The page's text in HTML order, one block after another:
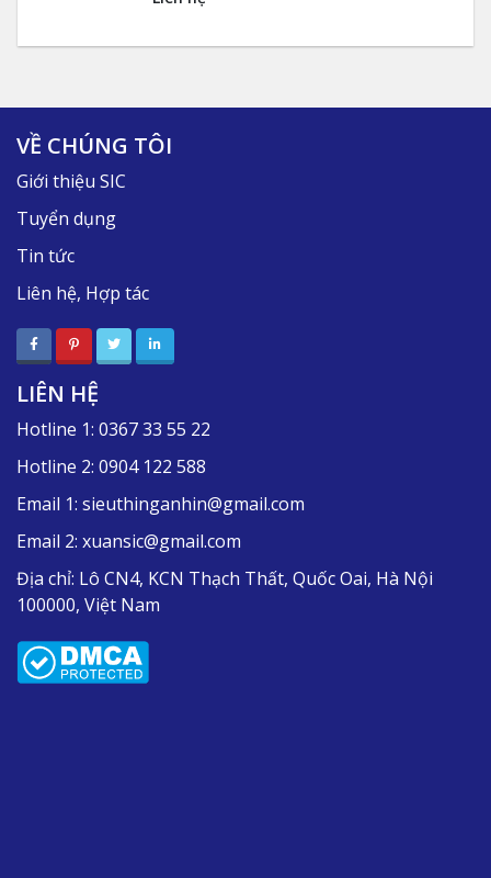
VỀ CHÚNG TÔI
Giới thiệu SIC
Tuyển dụng
Tin tức
Liên hệ, Hợp tác
LIÊN HỆ
Hotline 1: 0367 33 55 22
Hotline 2: 0904 122 588
Email 1: sieuthinganhin@gmail.com
Email 2: xuansic@gmail.com
Địa chỉ: Lô CN4, KCN Thạch Thất, Quốc Oai, Hà Nội
100000, Việt Nam